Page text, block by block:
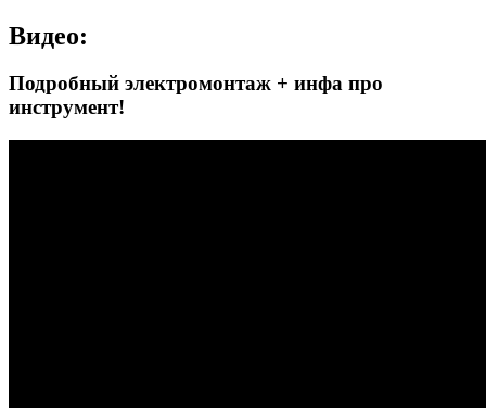
Видео:
Подробный электромонтаж + инфа про
инструмент!